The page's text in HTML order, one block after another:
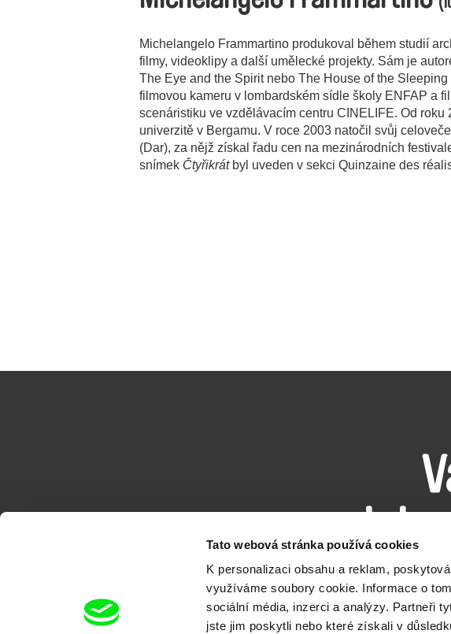
Tato webová stránka používá cookies
K personalizaci obsahu a reklam,
využíváme soubory cookie. Informace o
sociální média, inzerci a analýzy. Partneři
jste jim poskytli nebo které získali v
Michelangelo Frammartino produkoval během studií
filmy, videoklipy a další umělecké projekty. Sám je
The Eye and the Spirit nebo The House of the
filmovou kameru v lombardském sídle školy ENFAP a
scenáristiku ve vzdělávacím centru CINELIFE. Od roku
univerzitě v Bergamu. V roce 2003 natočil svůj
(Dar), za nějž získal řadu cen na mezinárodních
snímek Čtyřikrátbyl uveden v sekci Quinzaine des